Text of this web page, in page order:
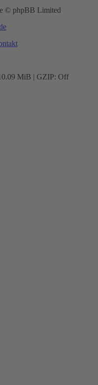
© phpBB Limited
MiB | GZIP: Off